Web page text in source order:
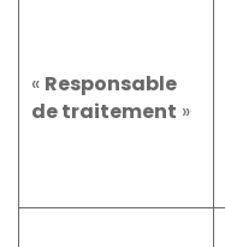
« Responsable
de traitement »